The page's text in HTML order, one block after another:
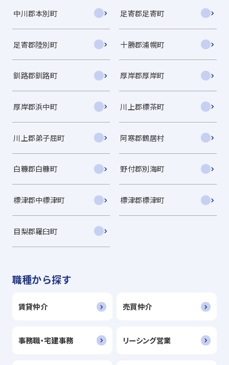
中川郡本別町 足寄郡足寄町
足寄郡陸別町 十勝郡浦幌町
釧路郡釧路町 厚岸郡厚岸町
厚岸郡浜中町 川上郡標茶町
川上郡弟子屈町 阿寒郡鶴居村
白糠郡白糠町 野付郡別海町
標津郡中標津町 標津郡標津町
目梨郡羅臼町
職種から探す
賃貸仲介 売買仲介
事務職・宅建事務 リーシング営業